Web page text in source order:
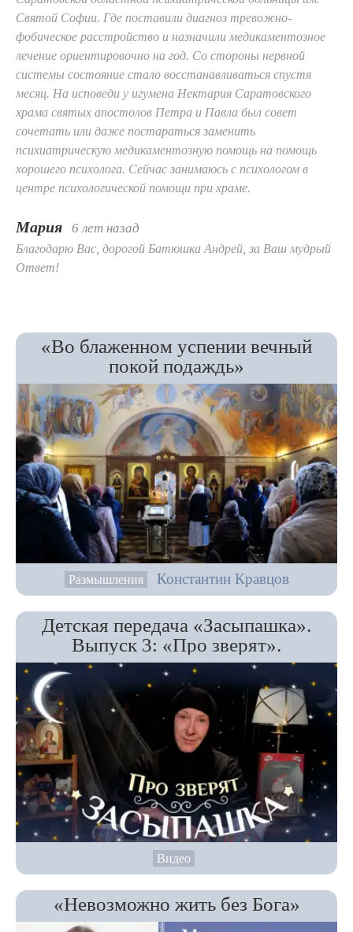
Святой Софии. Где поставили диагноз тревожно-
фобическое расстройство и назначили медикаментозное
лечение ориентировочно на год. Со стороны нервной
системы состояние стало восстанавливаться спустя
месяц. На исповеди у игумена Нектария Саратовского
храма святых апостолов Петра и Павла был совет
сочетать или даже постараться заменить
психиатрическую медикаментозную помощь на помощь
хорошего психолога. Сейчас занимаюсь с психологом в
центре психологической помощи при храме.
Мария 6 лет назад
Благодарю Вас, дорогой Батюшка Андрей, за Ваш мудрый
Ответ!
«Во блаженном успении вечный
покой подаждь»
Размышления Константин Кравцов
Детская передача «Засыпашка».
Выпуск 3: «Про зверят».
Видео
«Невозможно жить без Бога»